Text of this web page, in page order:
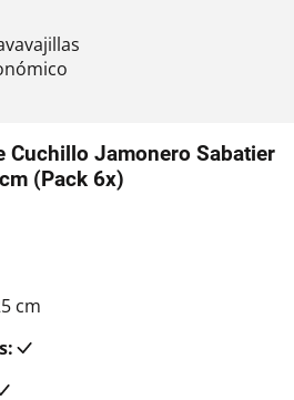
Cuchillo Jamonero Sabatier
(Pack 6x)
cm